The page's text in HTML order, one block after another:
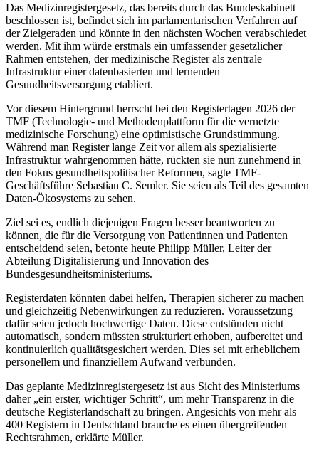
Das Medizinregistergesetz, das bereits durch das Bundeskabinett
beschlossen ist, befindet sich im parlamentarischen Verfahren auf
der Zielgeraden und könnte in den nächsten Wochen verabschiedet
werden. Mit ihm würde erstmals ein umfassender gesetzlicher
Rahmen entstehen, der medizinische Register als zentrale
Infrastruktur einer datenbasierten und lernenden
Gesundheitsversorgung etabliert.
Vor diesem Hintergrund herrscht bei den Registertagen 2026 der
TMF (Technologie- und Methodenplattform für die vernetzte
medizinische Forschung) eine optimistische Grundstimmung.
Während man Register lange Zeit vor allem als spezialisierte
Infrastruktur wahrgenommen hätte, rückten sie nun zunehmend in
den Fokus gesundheitspolitischer Reformen, sagte TMF-
Geschäftsführe Sebastian C. Semler. Sie seien als Teil des gesamten
Daten-Ökosystems zu sehen.
Ziel sei es, endlich diejenigen Fragen besser beantworten zu
können, die für die Versorgung von Patientinnen und Patienten
entscheidend seien, betonte heute Philipp Müller, Leiter der
Abteilung Digitalisierung und Innovation des
Bundesgesundheitsministeriums.
Registerdaten könnten dabei helfen, Therapien sicherer zu machen
und gleichzeitig Nebenwirkungen zu reduzieren. Voraussetzung
dafür seien jedoch hochwertige Daten. Diese entstünden nicht
automatisch, sondern müssten strukturiert erhoben, aufbereitet und
kontinuierlich qualitätsgesichert werden. Dies sei mit erheblichem
personellem und finanziellem Aufwand verbunden.
Das geplante Medizinregistergesetz ist aus Sicht des Ministeriums
daher „ein erster, wichtiger Schritt“, um mehr Transparenz in die
deutsche Registerlandschaft zu bringen. Angesichts von mehr als
400 Registern in Deutschland brauche es einen übergreifenden
Rechtsrahmen, erklärte Müller.